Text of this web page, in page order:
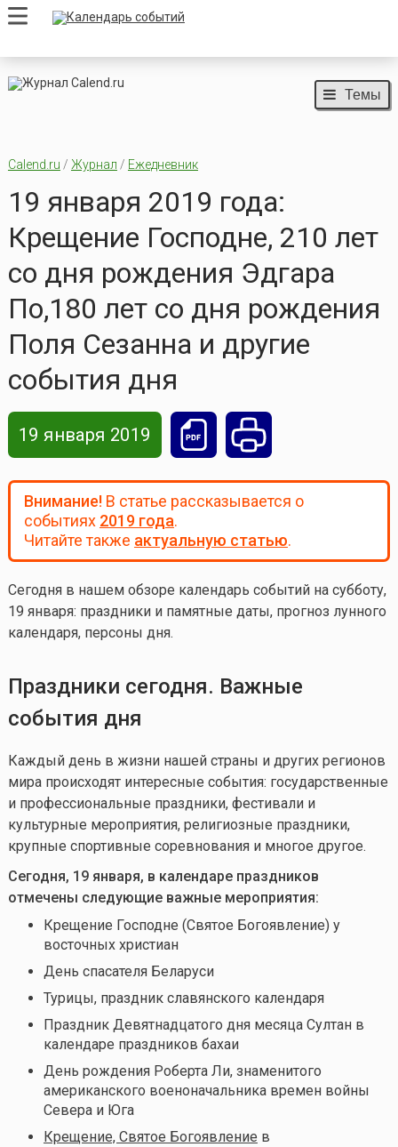
Темы
Calend.ru / Журнал / Ежедневник
19 января 2019 года:
Крещение Господне, 210 лет
со дня рождения Эдгара
По,180 лет со дня рождения
Поля Сезанна и другие
события дня
19 января 2019
Внимание!В статье рассказывается о
событиях 2019 года.
Читайте также актуальную статью.
Сегодня в нашем обзоре календарь событий на субботу,
19 января: праздники и памятные даты, прогноз лунного
календаря, персоны дня.
Праздники сегодня. Важные
события дня
Каждый день в жизни нашей страны и других регионов
мира происходят интересные события: государственные
и профессиональные праздники, фестивали и
культурные мероприятия, религиозные праздники,
крупные спортивные соревнования и многое другое.
Сегодня, 19 января, в календаре праздников
отмечены следующие важные мероприятия:
Крещение Господне (Святое Богоявление) у
восточных христиан
День спасателя Беларуси
Турицы, праздник славянского календаря
Праздник Девятнадцатого дня месяца Султан в
календаре праздников бахаи
День рождения Роберта Ли, знаменитого
американского военоначальника времен войны
Севера и Юга
Крещение, Святое Богоявление в